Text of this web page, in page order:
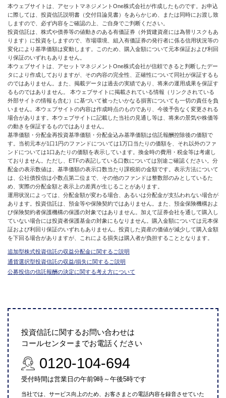
本ウェブサイトは、アセットマネジメントOne株式会社が作成したものです。お申込
に際しては、投資信託説明書（交付目論見書）をあらかじめ、または同時にお渡し致
しますので、必ず内容をご確認の上、ご自身でご判断ください。
投資信託は、株式や債券等の値動きのある有価証券（外貨建資産には為替リスクもあ
ります）に投資をしますので、市場環境、組入有価証券の発行者に係る信用状況等の
変化により基準価額は変動します。このため、購入金額について元本保証および利回
り保証のいずれもありません。
本ウェブサイトは、アセットマネジメントOne株式会社が信頼できると判断したデー
タにより作成しておりますが、その内容の完全性、正確性について同社が保証するも
のではありません。また、掲載データは過去の実績であり、将来の運用成果を保証す
るものではありません。 本ウェブサイトに掲載されている情報（リンクされている
外部サイトの情報も含む）に基づいて被ったいかなる損害についても一切の責任を負
いません。本ウェブサイトの内容は作成時点のものであり、今後予告なく変更される
場合があります。本ウェブサイトに記載した当社の見通し等は、将来の景気や株価等
の動きを保証するものではありません。
基準価額・分配金再投資基準価額・分配金込み基準価額は信託報酬控除後の価額で
す。当初元本が1口1円のファンドについては1万口当たりの価額を、それ以外のファ
ンドについては1口あたりの価額を表示しています。換金時の費用・税金等は考慮し
ておりません。ただし、ETFの表記している口数については別途ご確認ください。分
配金の表示数値は、基準価額の表示口数当たり課税前の金額です。表示方法について
は、公社債投信は小数点第二位まで、その他のファンドは整数部のみとしているた
め、実際の分配金額と表示上の差異が生じることがあります。
運用状況によっては、分配金額が変わる場合、あるいは分配金が支払われない場合が
あります。投資信託は、預金等や保険契約ではありません。また、預金保険機構およ
び保険契約者保護機構の保護の対象ではありません。加えて証券会社を通して購入し
ていない場合には投資者保護基金の対象にもなりません。購入金額については元本保
証および利回り保証のいずれもありません。投資した資産の価値が減少して購入金額
を下回る場合がありますが、これによる損失は購入者が負担することとなります。
追加型株式投資信託の収益分配金に関するご説明
通貨選択型投資信託の収益/損失に関するご説明
公募投信の信託報酬の決定に関する考え方について
投資信託に関するお問い合わせは
コールセンターまでお電話ください
0120-104-694
受付時間は営業日の午前9時～午後5時です
当社では、サービス向上のため、お客さまとの電話内容を録音させていた